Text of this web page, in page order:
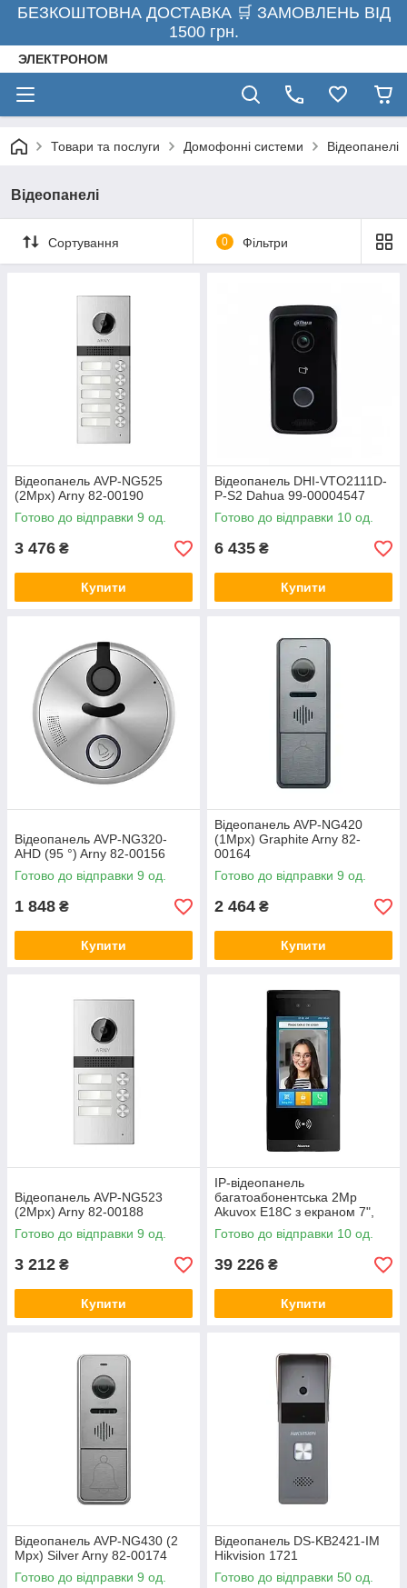
БЕЗКОШТОВНА ДОСТАВКА 🛒 ЗАМОВЛЕНЬ ВІД
1500 грн.
ЭЛЕКТРОНОМ
Товари та послуги Домофонні системи Відеопанелі
Відеопанелі
Сортування 0 Фільтри
Відеопанель AVP-NG525
(2Mpx) Arny 82-00190
Готово до відправки 9 од.
3 476 ₴
Купити
Відеопанель DHI-VTO2111D-
P-S2 Dahua 99-00004547
Готово до відправки 10 од.
6 435 ₴
Купити
Відеопанель AVP-NG320-
AHD (95 °) Arny 82-00156
Готово до відправки 9 од.
1 848 ₴
Купити
Відеопанель AVP-NG420
(1Mpx) Graphite Arny 82-
00164
Готово до відправки 9 од.
2 464 ₴
Купити
Відеопанель AVP-NG523
(2Mpx) Arny 82-00188
Готово до відправки 9 од.
3 212 ₴
Купити
IP-відеопанель
багатоабонентська 2Mp
Akuvox E18C з екраном 7",
розпізнаванням облич та
зчитувачем EM-
Готово до відправки 10 од.
39 226 ₴
Купити
Відеопанель AVP-NG430 (2
Mpx) Silver Arny 82-00174
Готово до відправки 9 од.
Відеопанель DS-KB2421-ІМ
Hikvision 1721
Готово до відправки 50 од.